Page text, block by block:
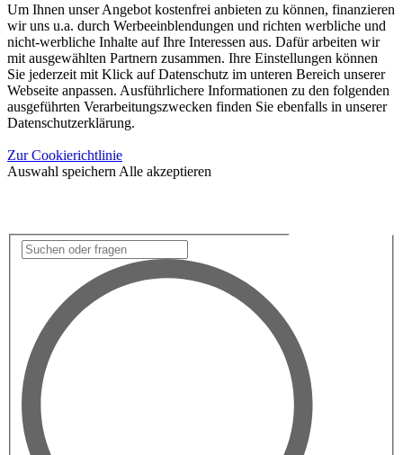
Um Ihnen unser Angebot kostenfrei anbieten zu können, finanzieren
wir uns u.a. durch Werbeeinblendungen und richten werbliche und
nicht-werbliche Inhalte auf Ihre Interessen aus. Dafür arbeiten wir
mit ausgewählten Partnern zusammen. Ihre Einstellungen können
Sie jederzeit mit Klick auf Datenschutz im unteren Bereich unserer
Webseite anpassen. Ausführlichere Informationen zu den folgenden
ausgeführten Verarbeitungszwecken finden Sie ebenfalls in unserer
Datenschutzerklärung.
Zur Cookierichtlinie
Auswahl speichern Alle akzeptieren